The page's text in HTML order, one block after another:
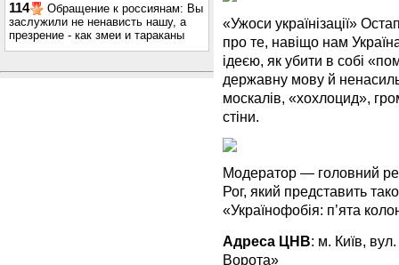
114
Обращение к россиянам: Вы
заслужили не ненависть нашу, а
презрение - как змеи и тараканы
«Ужоси українізації»
про те, навіщо нам
ідеєю, як убити в собі
державну мову й
москалів, «хохлоцид»,
стіни.
Модератор — головний
Рог, який представить
«Українофобія: п’ята
Адреса ЦНВ: м. Київ,
Ворота»